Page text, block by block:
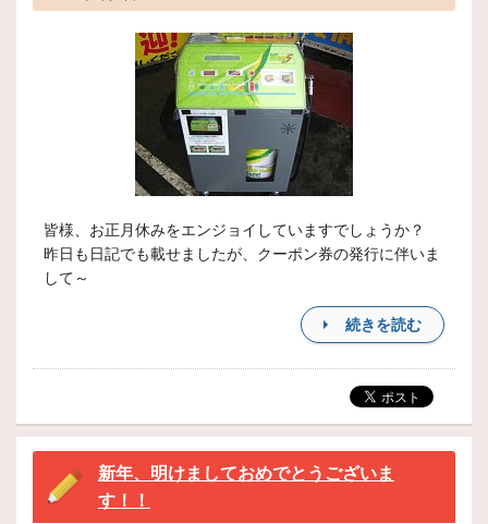
皆様、お正月休みをエンジョイしていますでしょうか？
昨日も日記でも載せましたが、クーポン券の発行に伴いま
して～
続きを読む
新年、明けましておめでとうございま
す！！